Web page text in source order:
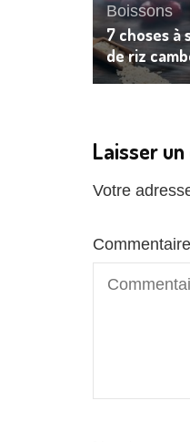
Boissons
7 choses à
de riz
Laisser
Votre
Commentaire